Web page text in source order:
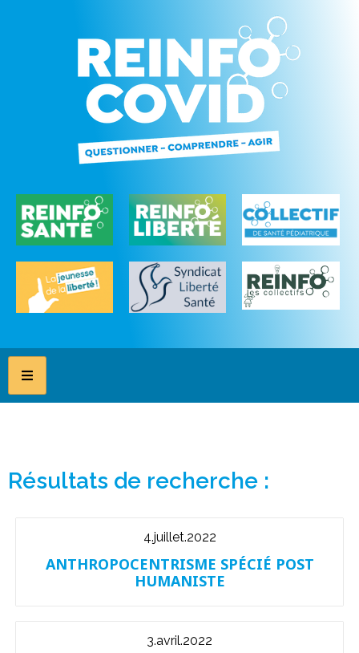
Résultats de recherche :
4.juillet.2022
ANTHROPOCENTRISME SPÉCIÉ POST
HUMANISTE
3.avril.2022